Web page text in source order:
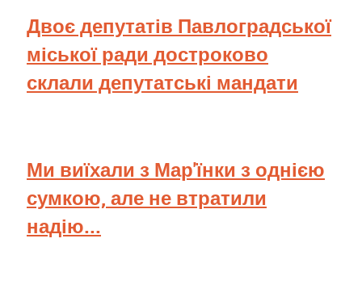
Двоє депутатів Павлоградської
міської ради достроково
склали депутатські мандати
Ми виїхали з Мар'їнки з однією
сумкою, але не втратили
надію...